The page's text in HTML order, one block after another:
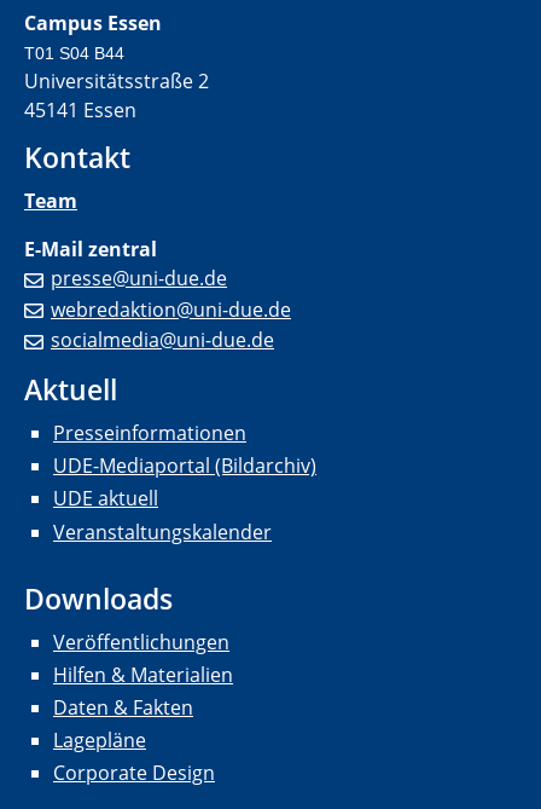
Campus Essen
T01 S04 B44
Universitätsstraße 2
45141 Essen
Kontakt
Team
E-Mail zentral
presse@uni-due.de
webredaktion@uni-due.de
socialmedia@uni-due.de
Aktuell
Presseinformationen
UDE-Mediaportal (Bildarchiv)
UDE aktuell
Veranstaltungskalender
Downloads
Veröffentlichungen
Hilfen & Materialien
Daten & Fakten
Lagepläne
Corporate Design